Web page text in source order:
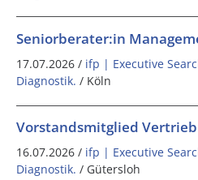
Seniorberater:in
17.07.2026 / ifp | Executive
Diagnostik. / Köln
Vorstandsmitglied Vertrieb
16.07.2026 / ifp | Executive
Diagnostik. / Gütersloh